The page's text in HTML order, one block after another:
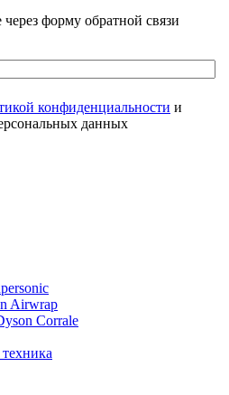
форму обратной связи
конфиденциальности и
данных
Airwrap
Corrale